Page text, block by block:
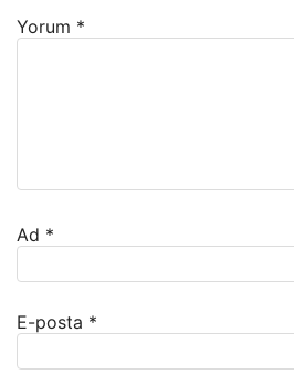
Yorum *
Ad *
E-posta *